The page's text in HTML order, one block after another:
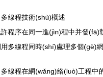
線程技術(shù)概述
許程序在同一進(jìn)程中并發
多線程同時(shí)處理多個(gè)
多線程在網(wǎng)絡(luò)工程中